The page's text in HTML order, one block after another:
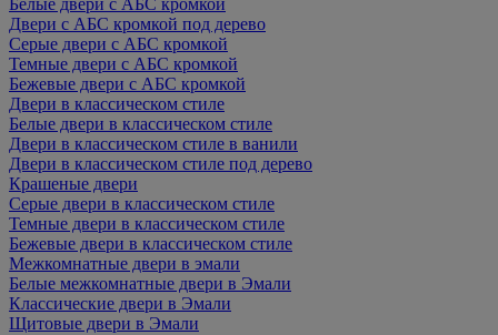
Белые двери с АБС кромкой
Двери с АБС кромкой под дерево
Серые двери с АБС кромкой
Темные двери с АБС кромкой
Бежевые двери с АБС кромкой
Двери в классическом стиле
Белые двери в классическом стиле
Двери в классическом стиле в ванили
Двери в классическом стиле под дерево
Крашеные двери
Серые двери в классическом стиле
Темные двери в классическом стиле
Бежевые двери в классическом стиле
Межкомнатные двери в эмали
Белые межкомнатные двери в Эмали
Классические двери в Эмали
Щитовые двери в Эмали